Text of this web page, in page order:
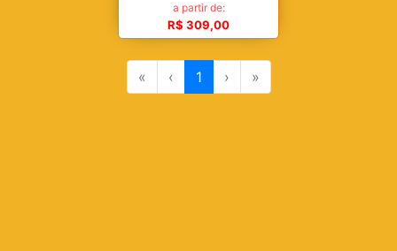
a partir de:
R$ 309,00
« ‹ 1 › »